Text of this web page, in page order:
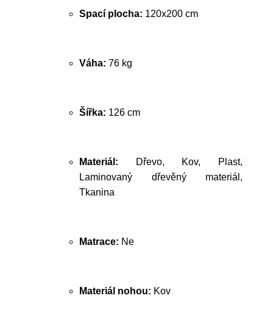
Spací plocha: 120x200 cm
Váha: 76 kg
Šířka: 126 cm
Materiál: Dřevo, Kov, Plast,
Laminovaný dřevěný materiál,
Tkanina
Matrace: Ne
Materiál nohou: Kov